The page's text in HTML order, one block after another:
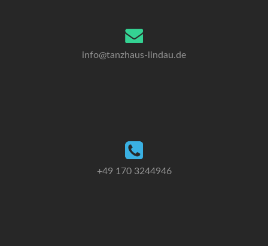
info@tanzhaus-lindau.de
+49 170 3244946